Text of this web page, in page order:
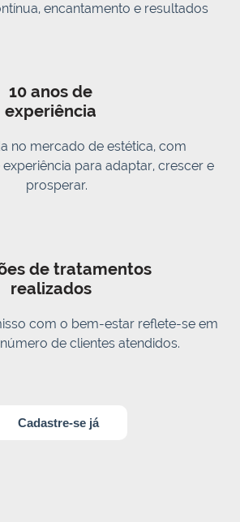
encantamento e resultados
10 anos de
experiência
no mercado de estética, com
para adaptar, crescer e
prosperar.
de tratamentos
realizados
com o bem-estar reflete-se em
de clientes atendidos.
Cadastre-se já